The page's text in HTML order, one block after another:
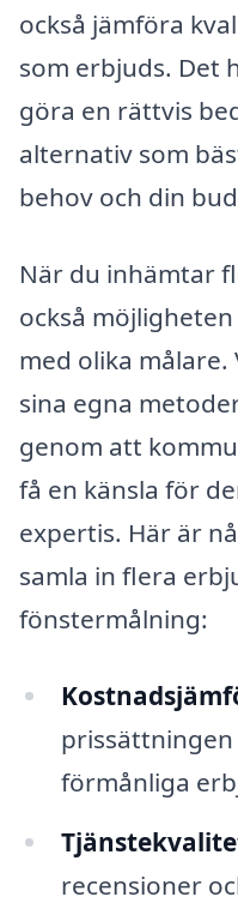
också jämföra
som erbjuds. Det
göra en rättvis
alternativ som
behov och din
När du inhämtar
också
med olika
sina egna
genom att
få en känsla för
expertis. Här är
samla in flera
fönstermålning:
förmånliga
recensioner